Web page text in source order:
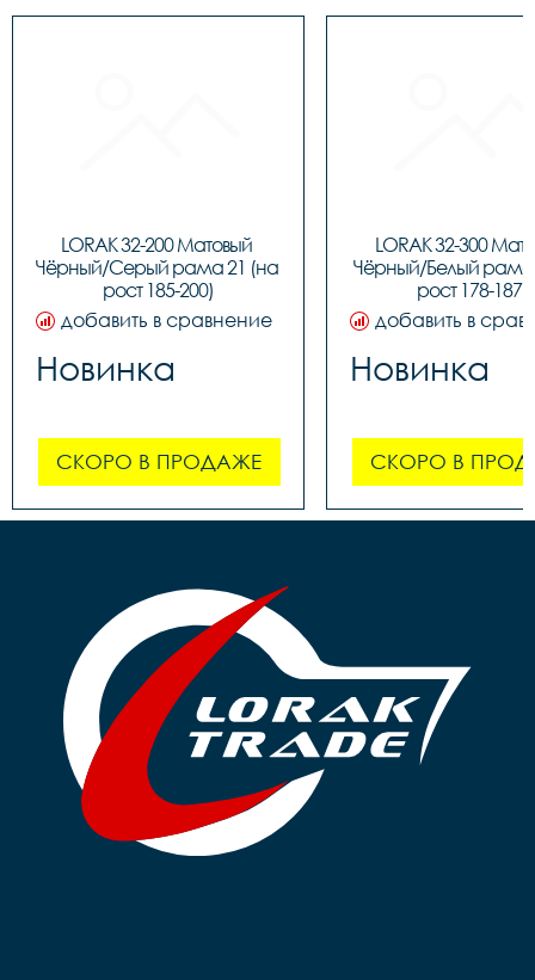
LORAK 32-200 Матовый
Чёрный/Серый рама 21 (на
рост 185-200)
добавить в сравнение
Новинка
СКОРО В ПРОДАЖЕ
LORAK 32-300
Чёрный/Белый рама
рост 178-187)
добавить в
Новинка
СКОРО В